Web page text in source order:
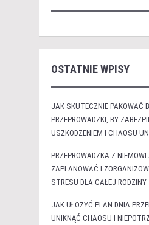
OSTATNIE WPISY
JAK SKUTECZNIE PAKOWAĆ
PRZEPROWADZKI, BY
USZKODZENIEM I CHAOSU
PRZEPROWADZKA Z
ZAPLANOWAĆ I
STRESU DLA CAŁEJ RODZINY
JAK UŁOŻYĆ PLAN DNIA
UNIKNĄĆ CHAOSU I